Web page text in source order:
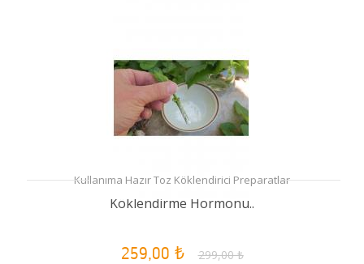
Kullanıma Hazır Toz Köklendirici Preparatlar
Köklendirme Hormonu..
259,00 ₺ 299,00 ₺